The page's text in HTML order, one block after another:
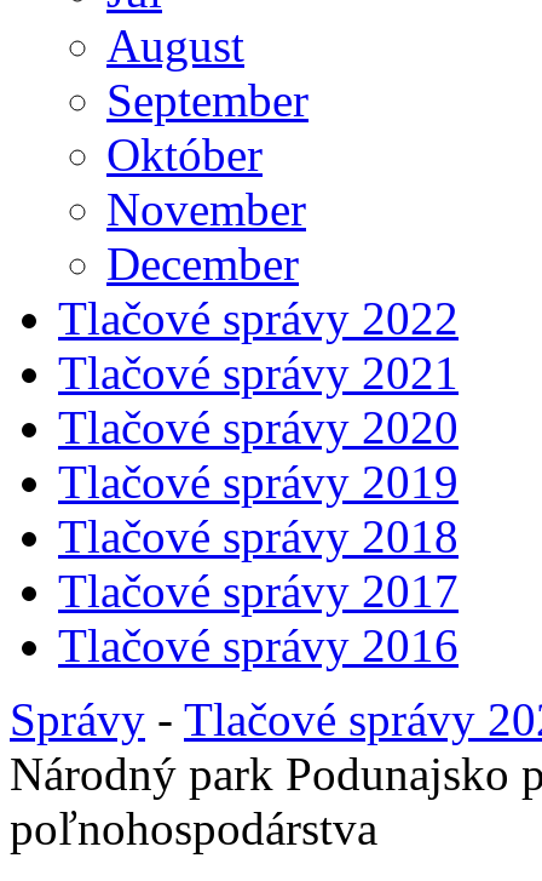
August
September
Október
November
December
Tlačové správy 2022
Tlačové správy 2021
Tlačové správy 2020
Tlačové správy 2019
Tlačové správy 2018
Tlačové správy 2017
Tlačové správy 2016
Správy - Tlačové správy
Národný park Podunajsko
poľnohospodárstva